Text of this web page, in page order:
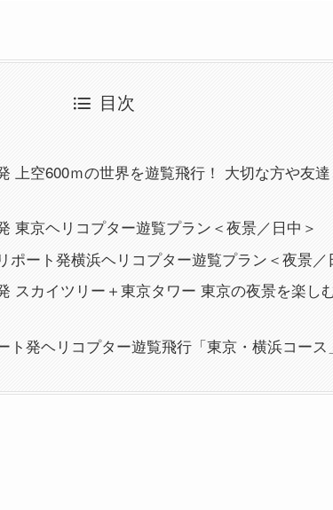
目次
上空600ｍの世界を遊覧飛行！ 大切な方や友
東京ヘリコプター遊覧プラン＜夜景／日中＞
ポート発横浜ヘリコプター遊覧プラン＜夜景／
スカイツリー＋東京タワー 東京の夜景を楽し
ト発ヘリコプター遊覧飛行「東京・横浜コース」